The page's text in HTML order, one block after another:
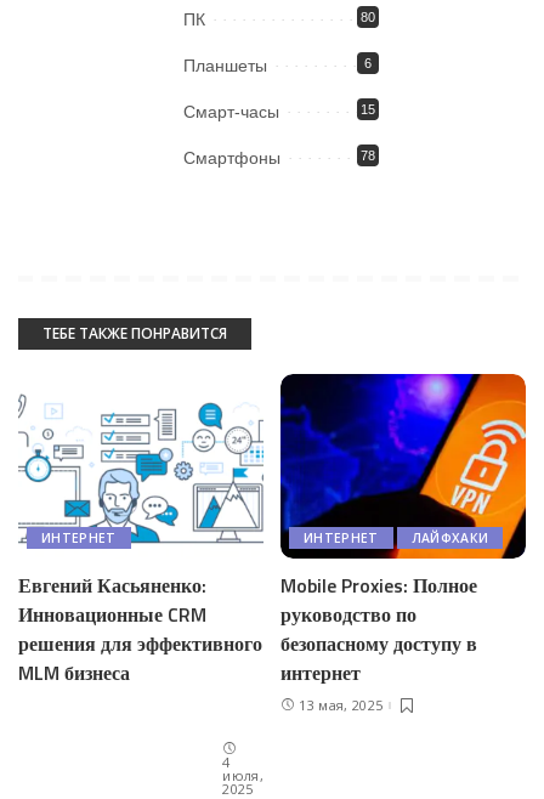
ПК 80
Планшеты 6
Смарт-часы 15
Смартфоны 78
ТЕБЕ ТАКЖЕ ПОНРАВИТСЯ
ИНТЕРНЕТ
Евгений Касьяненко:
Инновационные CRM
решения для эффективного
MLM бизнеса
4
июля,
2025
ИНТЕРНЕТ ЛАЙФХАКИ
Mobile Proxies: Полное
руководство по
безопасному доступу в
интернет
13 мая, 2025